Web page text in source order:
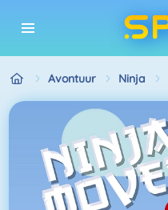
Avontuur Ninja